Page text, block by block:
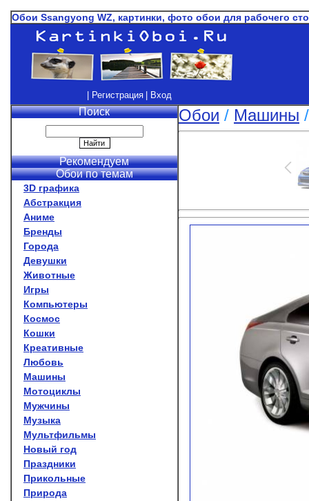
Обои Ssangyong WZ, картинки, фото обои для рабочего
| Регистрация | Вход
Поиск
Рекомендуем
Обои по темам
3D графика
Абстракция
Аниме
Бренды
Города
Девушки
Животные
Игры
Компьютеры
Космос
Кошки
Креативные
Любовь
Машины
Мотоциклы
Мужчины
Музыка
Мультфильмы
Новый год
Праздники
Прикольные
Природа
Обои / Машины